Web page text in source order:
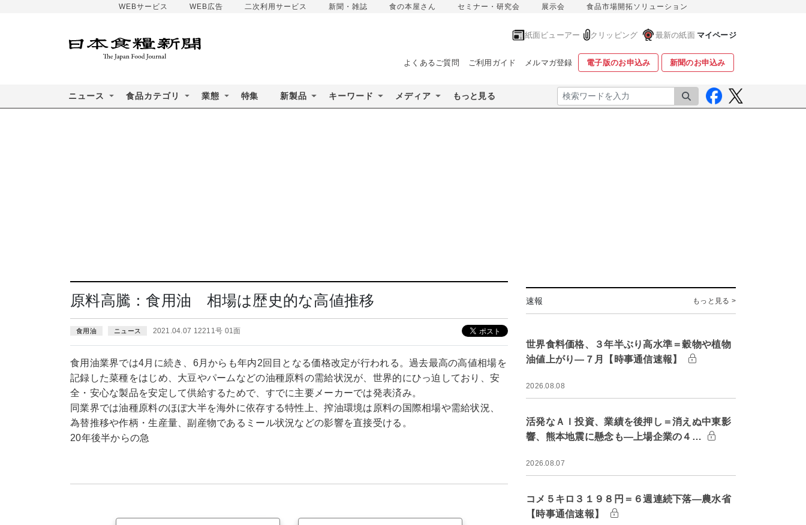
WEBサービス WEB広告 二次利用サービス 新聞・雑誌 食の本屋さん セミナー・研究会 展示会 食品市場開拓ソリューション
紙面ビューアー クリッピング 最新の紙面 マイページ
よくあるご質問 ご利用ガイド メルマガ登録 電子版のお申込み 新聞のお申込み
ニュース 食品カテゴリ 業態 特集 新製品 キーワード メディア もっと見る 検索
原料高騰：食用油 相場は歴史的な高値推移
食用油 ニュース 2021.04.07 12211号 01面
食用油業界では4月に続き、6月からも年内2回目となる価格改定が行われる。過去最高の高値相場を
記録した菜種をはじめ、大豆やパームなどの油種原料の需給状況が、世界的にひっ迫しており、安
全・安心な製品を安定して供給するためで、すでに主要メーカーでは発表済み。
同業界では油種原料のほぼ大半を海外に依存する特性上、搾油環境は原料の国際相場や需給状況、
為替推移や作柄・生産量、副産物であるミール状況などの影響を直接受ける。
20年後半からの急
速報 もっと見る >
世界食料価格、３年半ぶり高水準＝穀物や植物
油値上がり―７月【時事通信速報】
2026.08.08
活発なＡＩ投資、業績を後押し＝消えぬ中東影
響、熊本地震に懸念も―上場企業の４…
2026.08.07
コメ５キロ３１９８円＝６週連続下落―農水省
【時事通信速報】